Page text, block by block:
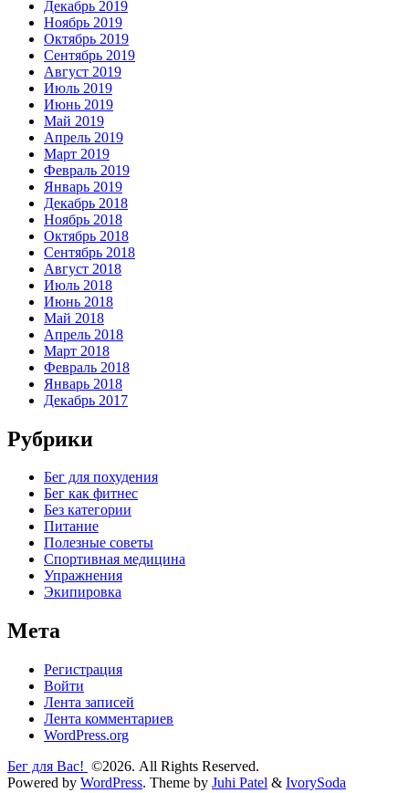
Декабрь 2019
Ноябрь 2019
Октябрь 2019
Сентябрь 2019
Август 2019
Июль 2019
Июнь 2019
Май 2019
Апрель 2019
Март 2019
Февраль 2019
Январь 2019
Декабрь 2018
Ноябрь 2018
Октябрь 2018
Сентябрь 2018
Август 2018
Июль 2018
Июнь 2018
Май 2018
Апрель 2018
Март 2018
Февраль 2018
Январь 2018
Декабрь 2017
Рубрики
Бег для похудения
Бег как фитнес
Без категории
Питание
Полезные советы
Спортивная медицина
Упражнения
Экипировка
Мета
Регистрация
Войти
Лента записей
Лента комментариев
WordPress.org
Бег для Вас! ©2026. All Rights Reserved.
Powered by WordPress. Theme by Juhi Patel & IvorySoda